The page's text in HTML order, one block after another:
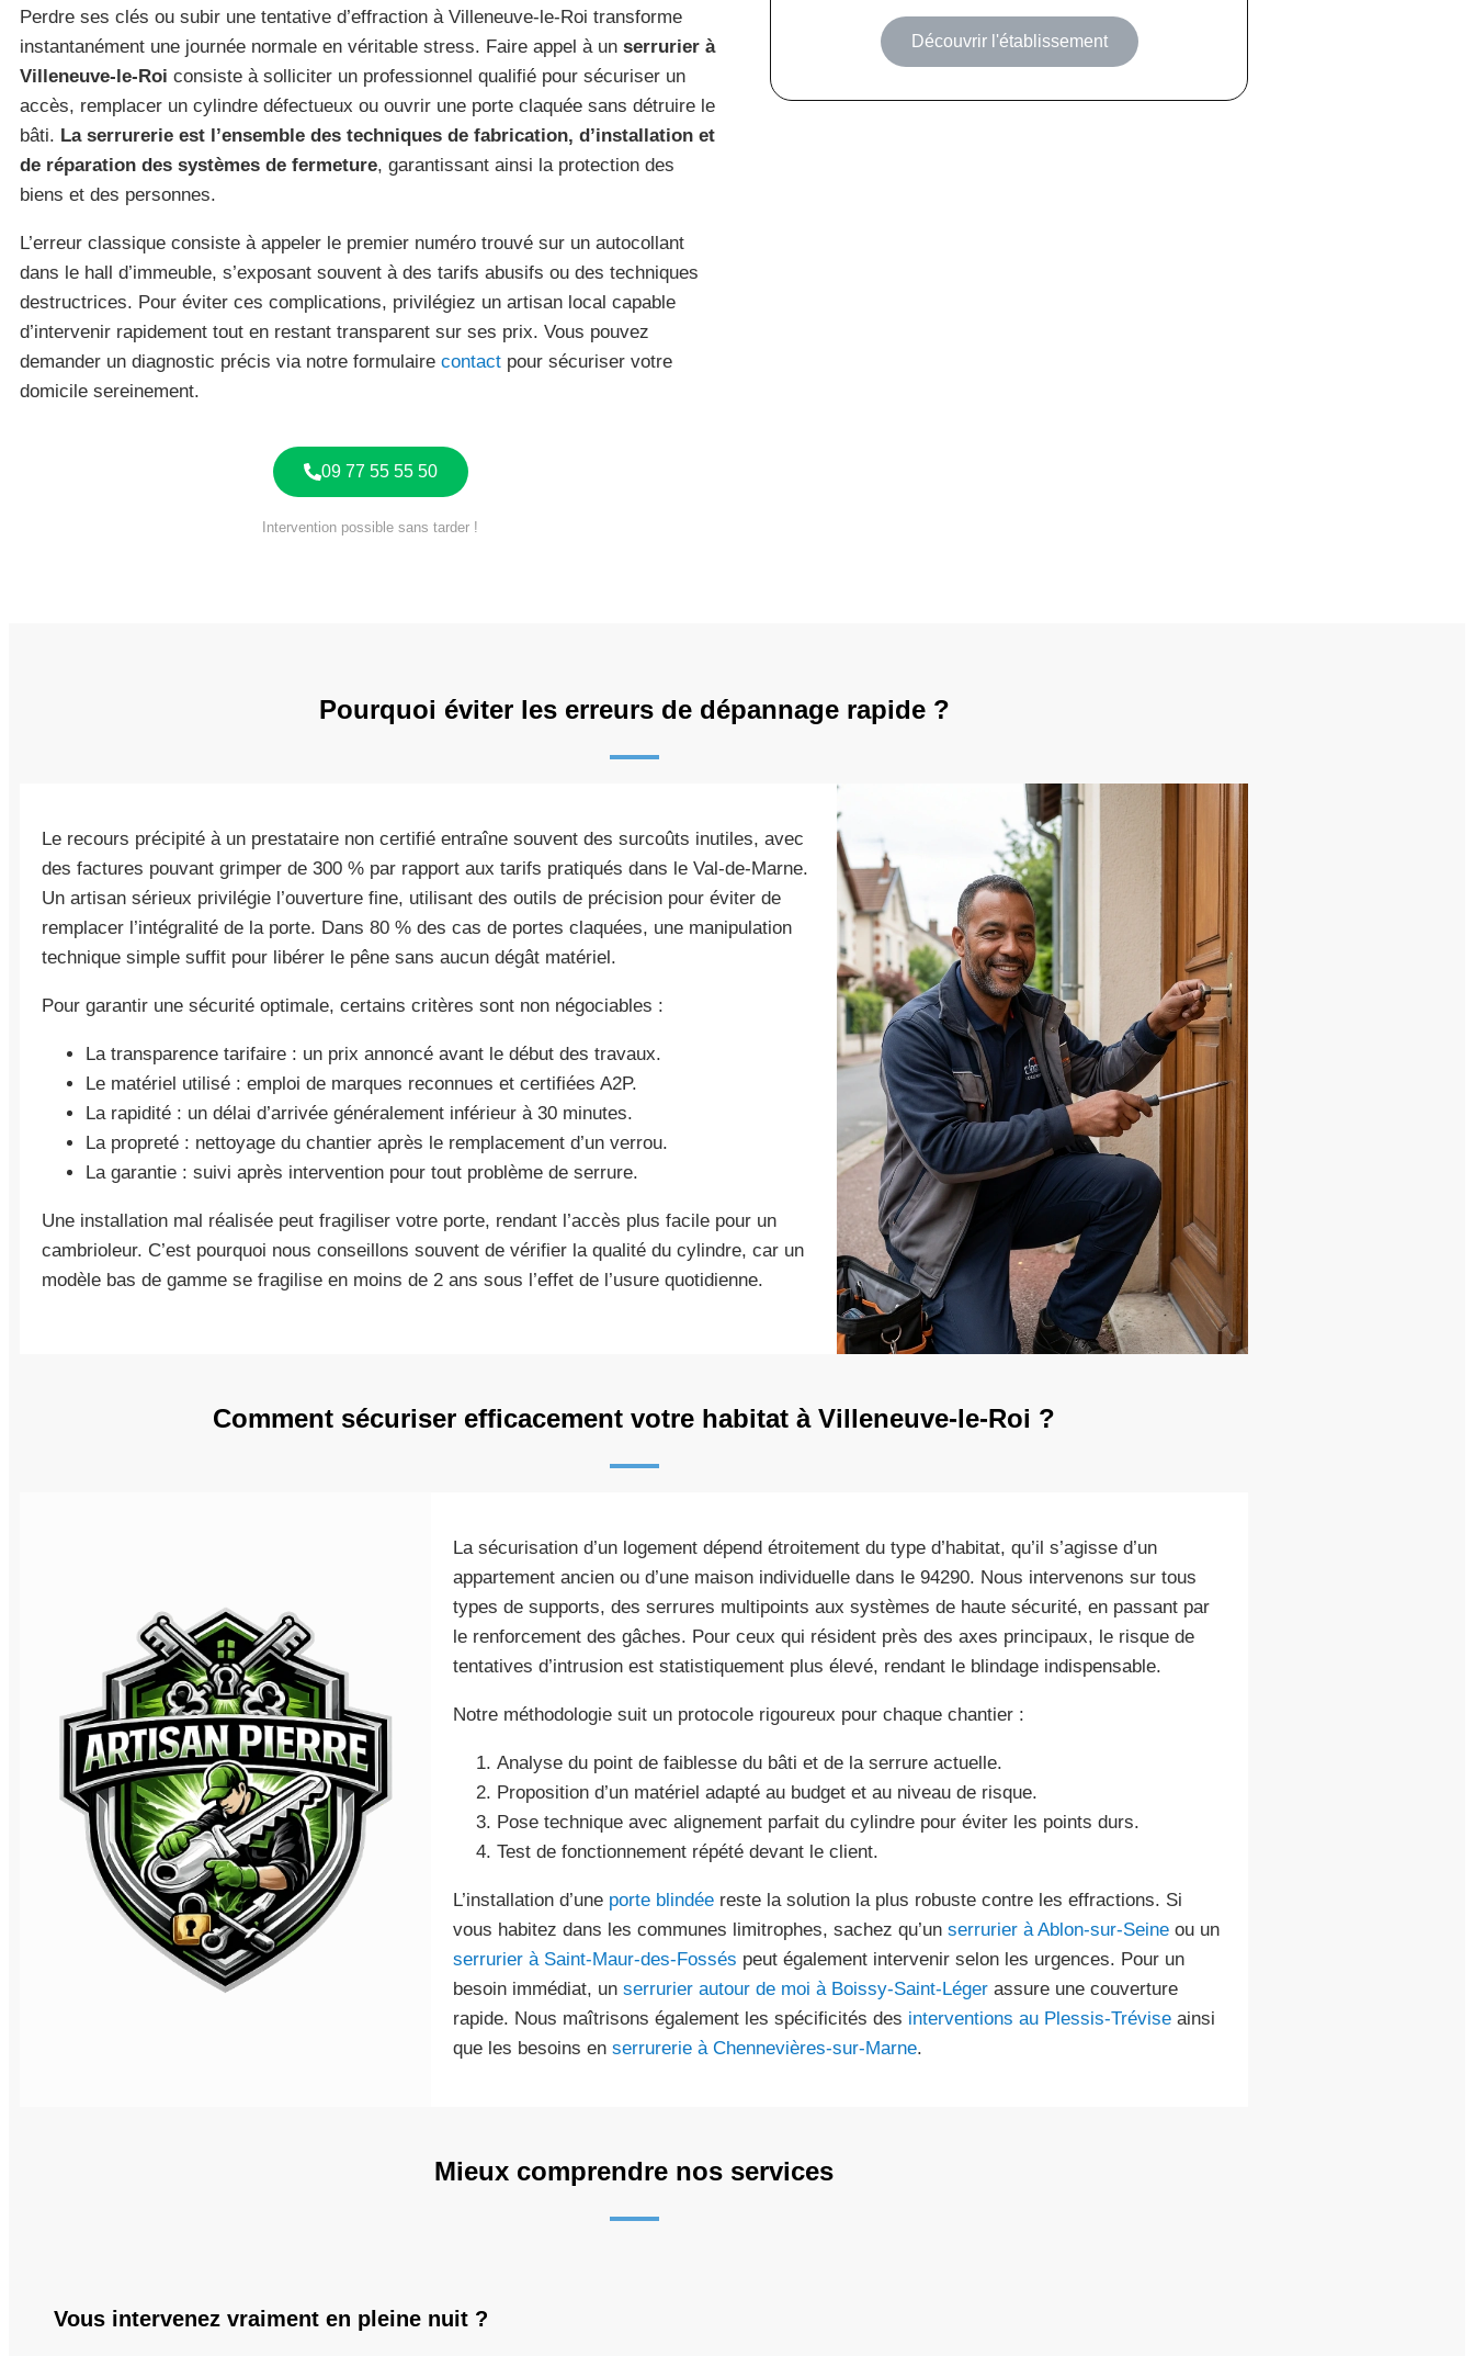
Perdre ses clés ou subir une tentative d’effraction à Villeneuve-le-Roi transforme
instantanément une journée normale en véritable stress. Faire appel à un serrurier à
Villeneuve-le-Roi consiste à solliciter un professionnel qualifié pour sécuriser un
accès, remplacer un cylindre défectueux ou ouvrir une porte claquée sans détruire le
bâti. La serrurerie est l’ensemble des techniques de fabrication, d’installation et
de réparation des systèmes de fermeture, garantissant ainsi la protection des
biens et des personnes.
L’erreur classique consiste à appeler le premier numéro trouvé sur un autocollant
dans le hall d’immeuble, s’exposant souvent à des tarifs abusifs ou des techniques
destructrices. Pour éviter ces complications, privilégiez un artisan local capable
d’intervenir rapidement tout en restant transparent sur ses prix. Vous pouvez
demander un diagnostic précis via notre formulaire contact pour sécuriser votre
domicile sereinement.
09 77 55 55 50
Intervention possible sans tarder !
Découvrir l'établissement
Pourquoi éviter les erreurs de dépannage rapide ?
Le recours précipité à un prestataire non certifié entraîne souvent des surcoûts inutiles, avec
des factures pouvant grimper de 300 % par rapport aux tarifs pratiqués dans le Val-de-Marne.
Un artisan sérieux privilégie l’ouverture fine, utilisant des outils de précision pour éviter de
remplacer l’intégralité de la porte. Dans 80 % des cas de portes claquées, une manipulation
technique simple suffit pour libérer le pêne sans aucun dégât matériel.
Pour garantir une sécurité optimale, certains critères sont non négociables :
La transparence tarifaire : un prix annoncé avant le début des travaux.
Le matériel utilisé : emploi de marques reconnues et certifiées A2P.
La rapidité : un délai d’arrivée généralement inférieur à 30 minutes.
La propreté : nettoyage du chantier après le remplacement d’un verrou.
La garantie : suivi après intervention pour tout problème de serrure.
Une installation mal réalisée peut fragiliser votre porte, rendant l’accès plus facile pour un
cambrioleur. C’est pourquoi nous conseillons souvent de vérifier la qualité du cylindre, car un
modèle bas de gamme se fragilise en moins de 2 ans sous l’effet de l’usure quotidienne.
Comment sécuriser efficacement votre habitat à Villeneuve-le-Roi ?
La sécurisation d’un logement dépend étroitement du type d’habitat, qu’il s’agisse d’un
appartement ancien ou d’une maison individuelle dans le 94290. Nous intervenons sur tous
types de supports, des serrures multipoints aux systèmes de haute sécurité, en passant par
le renforcement des gâches. Pour ceux qui résident près des axes principaux, le risque de
tentatives d’intrusion est statistiquement plus élevé, rendant le blindage indispensable.
Notre méthodologie suit un protocole rigoureux pour chaque chantier :
Analyse du point de faiblesse du bâti et de la serrure actuelle.
Proposition d’un matériel adapté au budget et au niveau de risque.
Pose technique avec alignement parfait du cylindre pour éviter les points durs.
Test de fonctionnement répété devant le client.
L’installation d’une porte blindéereste la solution la plus robuste contre les effractions. Si
vous habitez dans les communes limitrophes, sachez qu’un serrurier à Ablon-sur-Seineou un
serrurier à Saint-Maur-des-Fossés peut également intervenir selon les urgences. Pour un
besoin immédiat, un serrurier autour de moi à Boissy-Saint-Légerassure une couverture
rapide. Nous maîtrisons également les spécificités des interventions au Plessis-Tréviseainsi
que les besoins en serrurerie à Chennevières-sur-Marne.
Mieux comprendre nos services
Vous intervenez vraiment en pleine nuit ?